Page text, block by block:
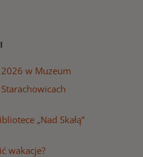
w Muzeum
„Nad Skałą”
wakacje?